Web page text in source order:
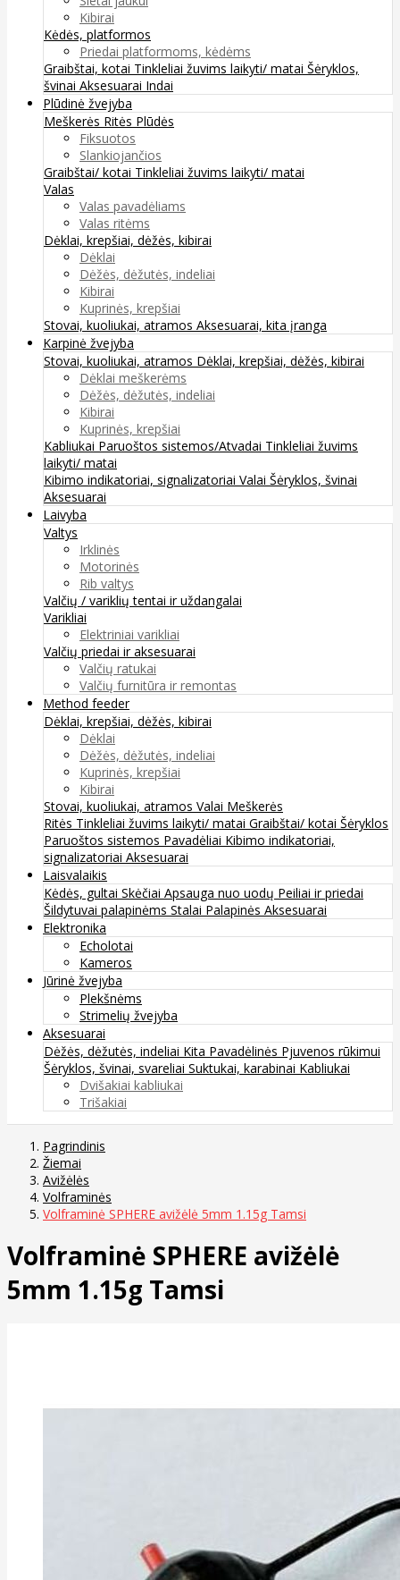
Kibirai
Kėdės, platformos
Priedai platformoms, kėdėms
Graibštai, kotai Tinkleliai žuvims laikyti/ matai Šėryklos,
švinai Aksesuarai Indai
Plūdinė žvejyba
Meškerės Ritės Plūdės
Fiksuotos
Slankiojančios
Graibštai/ kotai Tinkleliai žuvims laikyti/ matai
Valas
Valas pavadėliams
Valas ritėms
Dėklai, krepšiai, dėžės, kibirai
Dėklai
Dėžės, dėžutės, indeliai
Kibirai
Kuprinės, krepšiai
Stovai, kuoliukai, atramos Aksesuarai, kita įranga
Karpinė žvejyba
Stovai, kuoliukai, atramos Dėklai, krepšiai, dėžės, kibirai
Dėklai meškerėms
Dėžės, dėžutės, indeliai
Kibirai
Kuprinės, krepšiai
Kabliukai Paruoštos sistemos/Atvadai Tinkleliai žuvims
laikyti/ matai
Kibimo indikatoriai, signalizatoriai Valai Šėryklos, švinai
Aksesuarai
Laivyba
Valtys
Irklinės
Motorinės
Rib valtys
Valčių / variklių tentai ir uždangalai
Varikliai
Elektriniai varikliai
Valčių priedai ir aksesuarai
Valčių ratukai
Valčių furnitūra ir remontas
Method feeder
Dėklai, krepšiai, dėžės, kibirai
Dėklai
Dėžės, dėžutės, indeliai
Kuprinės, krepšiai
Kibirai
Stovai, kuoliukai, atramos Valai Meškerės
Ritės Tinkleliai žuvims laikyti/ matai Graibštai/ kotai Šėryklos
Paruoštos sistemos Pavadėliai Kibimo indikatoriai,
signalizatoriai Aksesuarai
Laisvalaikis
Kėdės, gultai Skėčiai Apsauga nuo uodų Peiliai ir priedai
Šildytuvai palapinėms Stalai Palapinės Aksesuarai
Elektronika
Echolotai
Kameros
Jūrinė žvejyba
Plekšnėms
Strimelių žvejyba
Aksesuarai
Dėžės, dėžutės, indeliai Kita Pavadėlinės Pjuvenos rūkimui
Šėryklos, švinai, svareliai Suktukai, karabinai Kabliukai
Dvišakiai kabliukai
Trišakiai
Pagrindinis
Žiemai
Avižėlės
Volframinės
Volframinė SPHERE avižėlė 5mm 1.15g Tamsi
Volframinė SPHERE avižėlė
5mm 1.15g Tamsi